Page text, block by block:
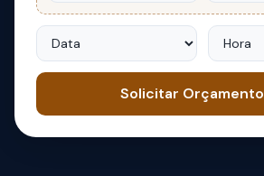
Data Hora
Solicitar Orçamento